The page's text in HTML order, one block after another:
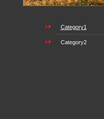
Category1
Category2